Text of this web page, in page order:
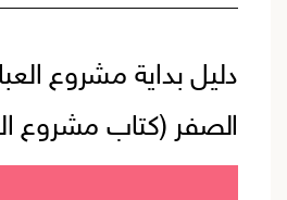
لعام
2026)
دليل بداية مشروع
الصفر (كتاب مشروع